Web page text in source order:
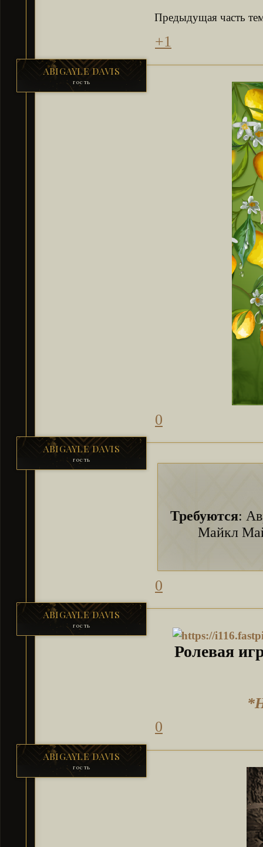
Предыдущая часть
+1
ABIGAYLE DAVIS
гость
0
ABIGAYLE DAVIS
гость
Требуются:
Майкл
0
ABIGAYLE DAVIS
гость
Ролевая
0
ABIGAYLE DAVIS
гость